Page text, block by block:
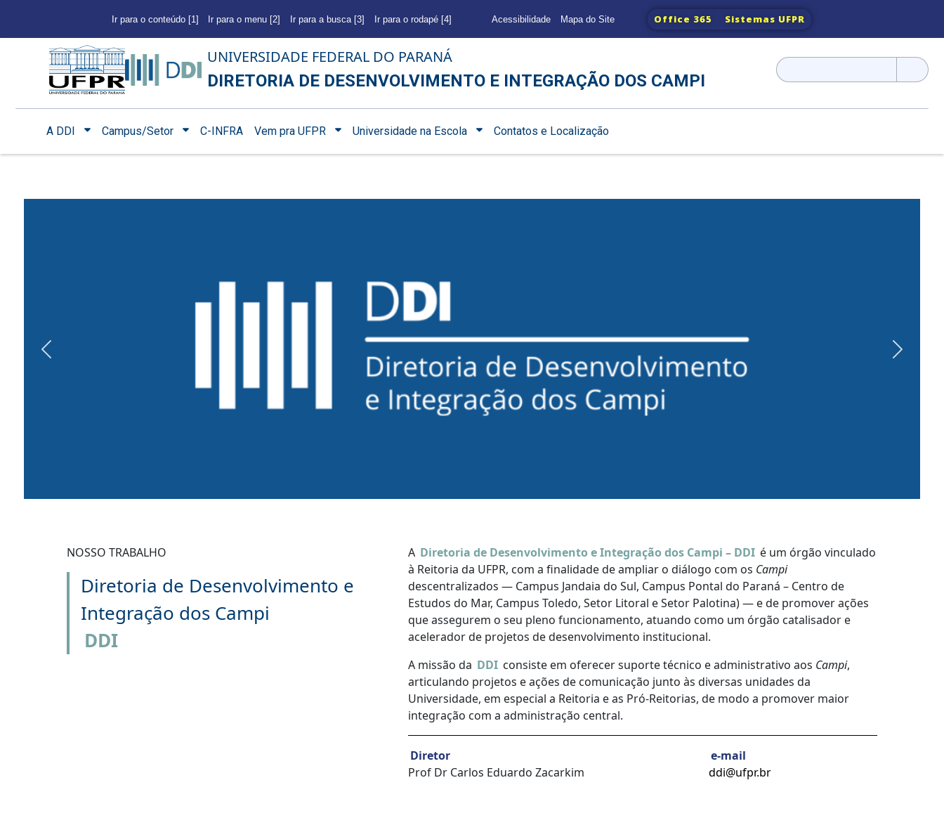
Ir para o conteúdo [1] Ir para o menu [2] Ir para a busca [3] Ir para o rodapé [4] Acessibilidade Mapa do Site Office 365 Sistemas UFPR
UNIVERSIDADE FEDERAL DO PARANÁ
DIRETORIA DE DESENVOLVIMENTO E INTEGRAÇÃO DOS CAMPI
Pesquisar
por:
A DDI Campus/Setor C-INFRA Vem pra UFPR Universidade na Escola Contatos e Localização
Previous Next
NOSSO TRABALHO
Diretoria de Desenvolvimento e
Integração dos Campi
DDI
A Diretoria de Desenvolvimento e Integração dos Campi – DDI é um órgão vinculado
à Reitoria da UFPR, com a finalidade de ampliar o diálogo com os Campi
descentralizados — Campus Jandaia do Sul, Campus Pontal do Paraná – Centro de
Estudos do Mar, Campus Toledo, Setor Litoral e Setor Palotina) — e de promover ações
que assegurem o seu pleno funcionamento, atuando como um órgão catalisador e
acelerador de projetos de desenvolvimento institucional.
A missão da DDI consiste em oferecer suporte técnico e administrativo aos Campi,
articulando projetos e ações de comunicação junto às diversas unidades da
Universidade, em especial a Reitoria e as Pró-Reitorias, de modo a promover maior
integração com a administração central.
Diretor
Prof Dr Carlos Eduardo Zacarkim
e-mail
ddi@ufpr.br